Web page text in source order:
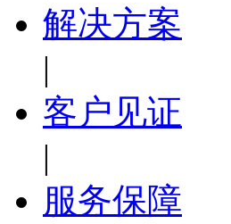
解决方案
|
客户见证
|
服务保障